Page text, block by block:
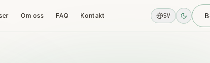
Om oss FAQ Kontakt SV